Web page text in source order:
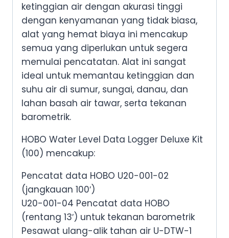
ketinggian air dengan akurasi tinggi
dengan kenyamanan yang tidak biasa,
alat yang hemat biaya ini mencakup
semua yang diperlukan untuk segera
memulai pencatatan. Alat ini sangat
ideal untuk memantau ketinggian dan
suhu air di sumur, sungai, danau, dan
lahan basah air tawar, serta tekanan
barometrik.
HOBO Water Level Data Logger Deluxe Kit
(100) mencakup:
Pencatat data HOBO U20-001-02
(jangkauan 100′)
U20-001-04 Pencatat data HOBO
(rentang 13′) untuk tekanan barometrik
Pesawat ulang-alik tahan air U-DTW-1